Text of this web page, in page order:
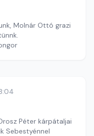
Molnár Ottó grazi
Péter kárpátaljai
Sebestyénnel